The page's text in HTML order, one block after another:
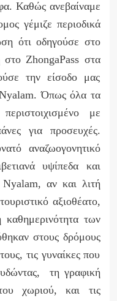
Καθώς ανεβαίναμε
γέμιζε περιοδικά
ότι οδηγούσε στο
στοZhongaPass στα
την είσοδο μας
. Όπως όλα τα
με
για προσευχές.
αναζωογονητικό
υψίπεδα και
Nyalam, αν και λιτή
αξιοθέατο,
των
στους δρόμους
τις γυναίκες που
τη γραφική
χωριού, και τις